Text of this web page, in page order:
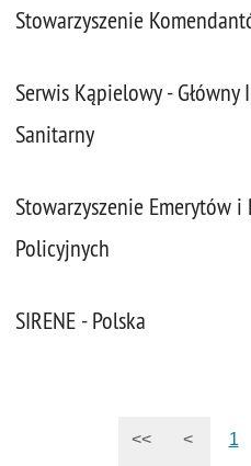
Stowarzyszenie
Serwis Kąpielowy -
Sanitarny
Stowarzyszenie Emerytów i
Policyjnych
SIRENE - Polska
<< < 1